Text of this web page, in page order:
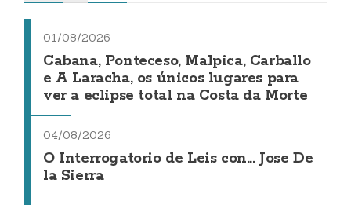
01/08/2026
Cabana, Ponteceso, Malpica, Carballo
e A Laracha, os únicos lugares para
ver a eclipse total na Costa da Morte
04/08/2026
O Interrogatorio de Leis con... Jose De
la Sierra